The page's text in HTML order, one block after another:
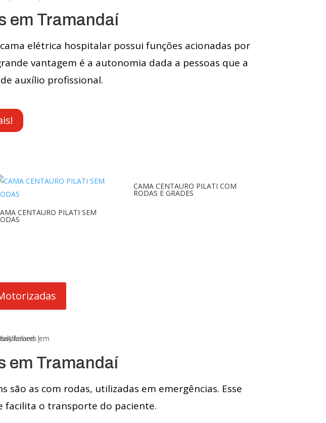
em Tramandaí
elétrica hospitalar possui funções acionadas por
vantagem é a autonomia dada a pessoas que a
auxílio profissional.
CENTAURO PILATI SEM
CAMA CENTAURO PILATI COM
RODAS E GRADES
em Tramandaí
são as com rodas, utilizadas em emergências. Esse
facilita o transporte do paciente.